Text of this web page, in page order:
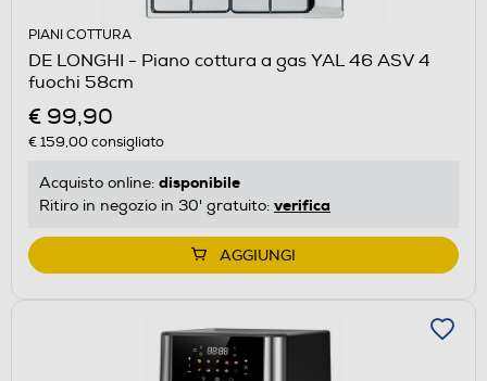
PIANI COTTURA
DE LONGHI - Piano cottura a gas YAL 46 ASV 4
fuochi 58cm
€ 99,90
€ 159,00consigliato
Acquisto online: disponibile
Ritiro in negozio in 30' gratuito: verifica
AGGIUNGI